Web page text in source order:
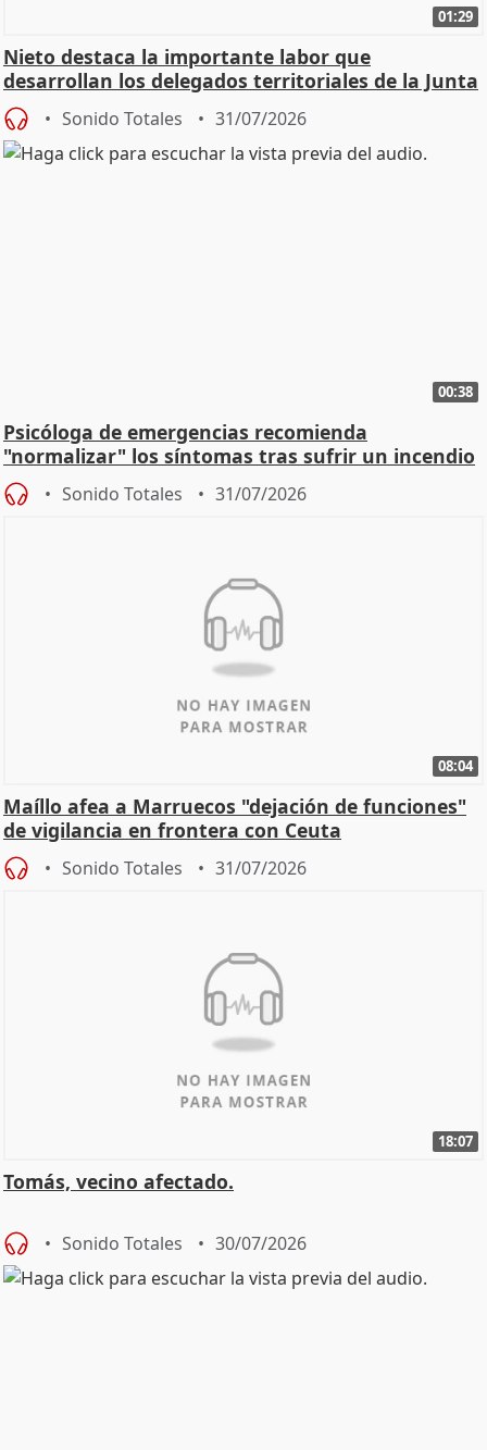
01:29
Nieto destaca la importante labor que
desarrollan los delegados territoriales de la Junta
Sonido Totales 31/07/2026
00:38
Psicóloga de emergencias recomienda
"normalizar" los síntomas tras sufrir un incendio
Sonido Totales 31/07/2026
08:04
Maíllo afea a Marruecos "dejación de funciones"
de vigilancia en frontera con Ceuta
Sonido Totales 31/07/2026
18:07
Tomás, vecino afectado.
Sonido Totales 30/07/2026